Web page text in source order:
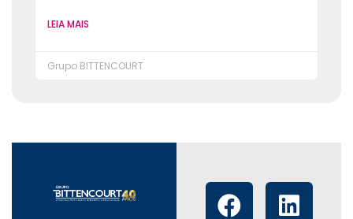
LEIA MAIS
Grupo BITTENCOURT